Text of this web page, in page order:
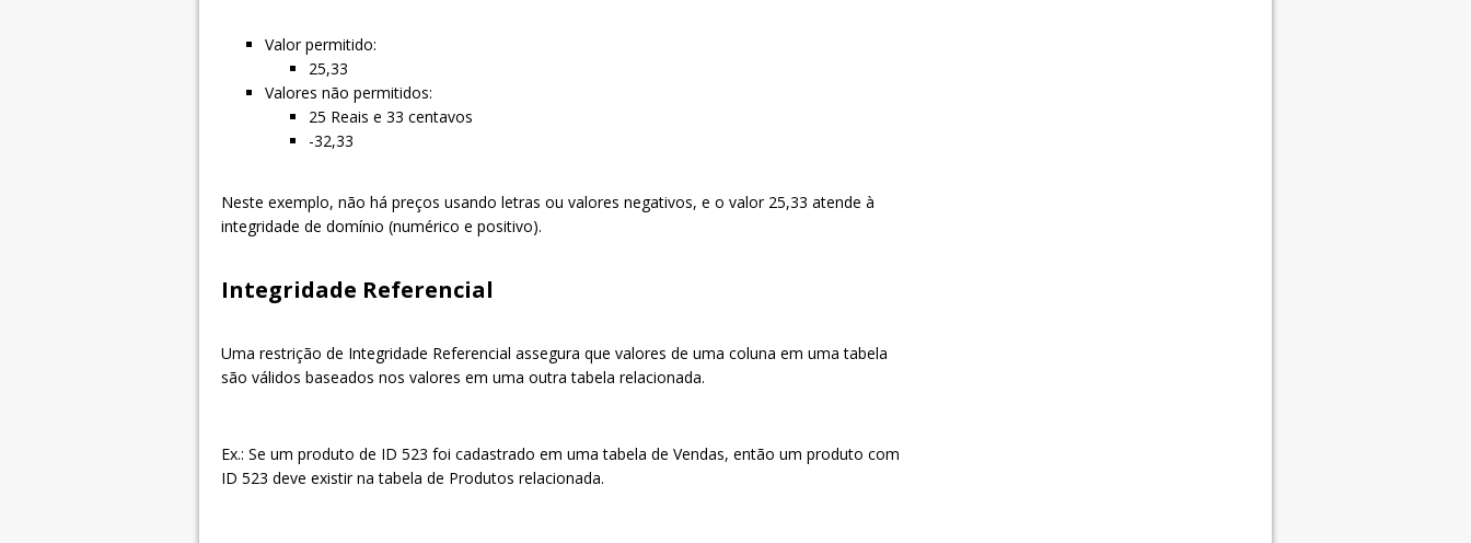
Valor permitido:
25,33
Valores não permitidos:
25 Reais e 33 centavos
-32,33
Neste exemplo, não há preços usando letras ou valores negativos, e o valor 25,33 atende à
integridade de domínio (numérico e positivo).
Integridade Referencial
Uma restrição de Integridade Referencial assegura que valores de uma coluna em uma tabela
são válidos baseados nos valores em uma outra tabela relacionada.
Ex.: Se um produto de ID 523 foi cadastrado em uma tabela de Vendas, então um produto com
ID 523 deve existir na tabela de Produtos relacionada.